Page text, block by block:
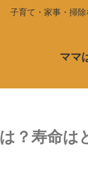
子育て・家事・掃
ママ
？寿命は